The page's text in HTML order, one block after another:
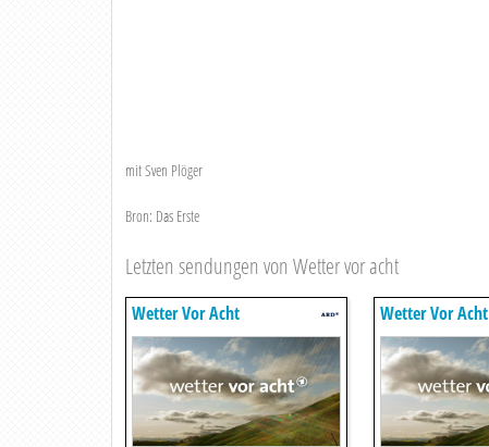
mit Sven Plöger
Bron: Das Erste
Letzten sendungen von Wetter vor acht
Wetter Vor Acht Wetter Vor Acht